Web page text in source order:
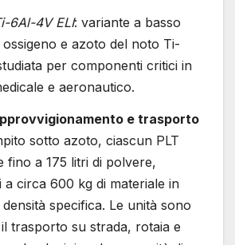
6Al-4V ELI: variante a basso
e azoto del noto Ti-
per componenti critici in
e aeronautico.
e trasporto
sotto azoto, ciascun PLT
fino a 175 litri di polvere,
circa 600 kg di materiale in
specifica. Le unità sono
trasporto su strada, rotaia e